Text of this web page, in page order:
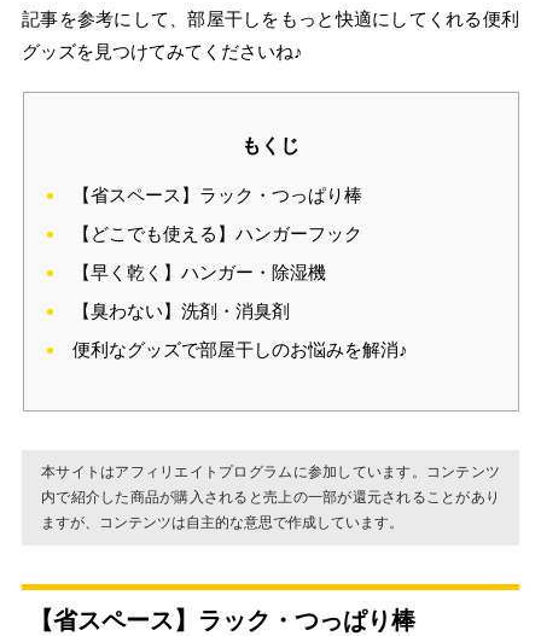
記事を参考にして、部屋干しをもっと快適にしてくれる便利
グッズを見つけてみてくださいね♪
もくじ
【省スペース】ラック・つっぱり棒
【どこでも使える】ハンガーフック
【早く乾く】ハンガー・除湿機
【臭わない】洗剤・消臭剤
便利なグッズで部屋干しのお悩みを解消♪
本サイトはアフィリエイトプログラムに参加しています。コンテンツ
内で紹介した商品が購入されると売上の一部が還元されることがあり
ますが、コンテンツは自主的な意思で作成しています。
【省スペース】ラック・つっぱり棒